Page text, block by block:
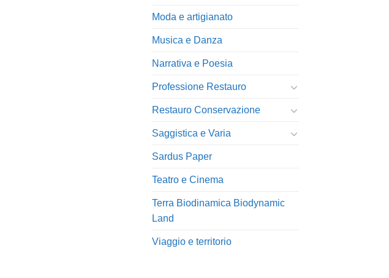
Moda e artigianato
Musica e Danza
Narrativa e Poesia
Professione Restauro
Restauro Conservazione
Saggistica e Varia
Sardus Paper
Teatro e Cinema
Terra Biodinamica Biodynamic
Land
Viaggio e territorio